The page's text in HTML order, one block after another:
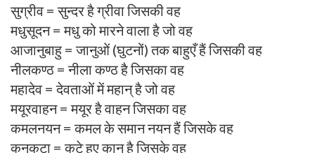
सुग्रीव = सुन्दर है ग्रीवा जिसकी वह
मधुसूदन = मधु को मारने वाला है जो वह
आजानुबाहु = जानुओं (घुटनों) तक बाहुएँ हैं जिसकी वह
नीलकण्ठ = नीला कण्ठ है जिसका वह
महादेव = देवताओं में महान् है जो वह
मयूरवाहन = मयूर है वाहन जिसका वह
कमलनयन = कमल के समान नयन हैं जिसके वह
कनकटा = कटे हुए कान है जिसके वह